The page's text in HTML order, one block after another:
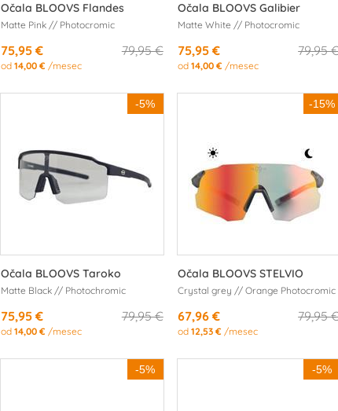
Očala BLOOVS Flandes
Matte Pink // Photocromic
79,95 €
75,95 €
od14,00 € /mesec
Očala BLOOVS Galibier
Matte White // Photocromic
79,95
75,95 €
od 14,00 € /mesec
-5%
Očala BLOOVS Taroko
Matte Black // Photochromic
79,95 €
75,95 €
od14,00 € /mesec
-15%
Očala BLOOVS STELVIO
Crystal grey // Orange Photocromic
79,95
67,96 €
od 12,53 € /mesec
-5% -5%